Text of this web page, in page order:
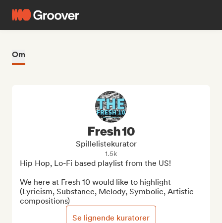
Om
Fresh 10
Spillelistekurator
1.5k
Hip Hop, Lo-Fi based playlist from the US!
We here at Fresh 10 would like to highlight
(Lyricism, Substance, Melody, Symbolic, Artistic
compositions)
Se lignende kuratorer